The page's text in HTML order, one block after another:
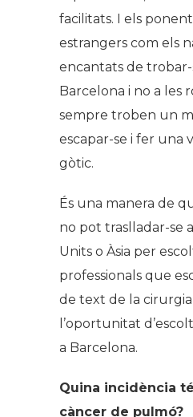
facilitats. I els
estrangers com els
encantats de
Barcelona i no a les
sempre troben un
escapar-se i fer una
gòtic.
És una manera de
no pot traslladar-se
Units o Àsia per
professionals que
de text de la
l’oportunitat
a Barcelona.
Quina incidència
càncer de pulmó?